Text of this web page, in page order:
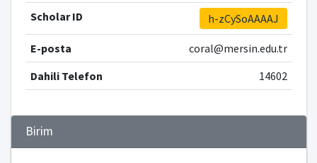
Scholar ID h-zCySoAAAAJ
E-posta
coral@mersin.edu.tr
Dahili Telefon
14602
Birim